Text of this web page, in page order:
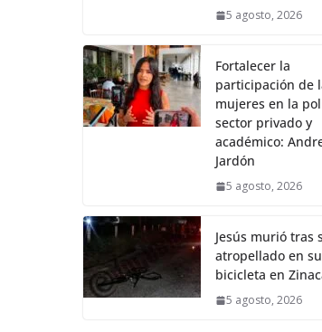
5 agosto, 2026
Fortalecer la
participación de
mujeres en la
sector privado y
académico:
Jardón
5 agosto, 2026
Jesús murió tras
atropellado en su
bicicleta en
5 agosto, 2026